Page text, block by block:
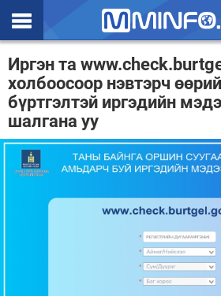
Эхлэл
Цаг агаар
Валют ханш
Улс төр
Иргэн та
холбоосоор нэвтэрч
бүртгэлтэй иргэдийн
шалгана уу